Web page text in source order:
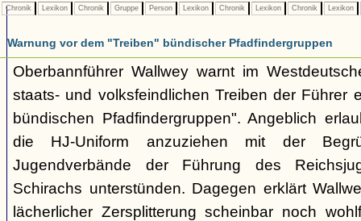
Chronik Lexikon Chronik Gruppe Person Lexikon Chronik Lexikon Chronik Lexikon
Warnung vor dem "Treiben" bündischer Pfadfindergruppen
Oberbannführer Wallwey warnt im
staats- und volksfeindlichen Treiben der Führer
bündischen Pfadfindergruppen". Angeblich
die HJ-Uniform anzuziehen mit der
Jugendverbände der Führung des
Schirachs unterstünden. Dagegen erklärt
lächerlicher Zersplitterung scheinbar noch